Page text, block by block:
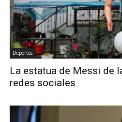
Deportes
La estatua de Messi de
redes sociales